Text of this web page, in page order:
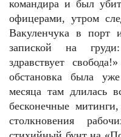
командира и был
офицерами, утром
Вакуленчука в порт
запиской на
здравствует
обстановка была
месяца там длилась
бесконечные
столкновения